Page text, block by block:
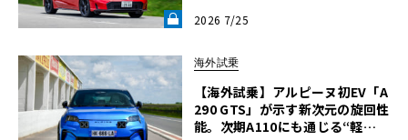
2026 7/25
海外試乗
【海外試乗】アルピーヌ初EV「A
290 GTS」が示す新次元の旋回性
能。次期A110にも通じる“軽